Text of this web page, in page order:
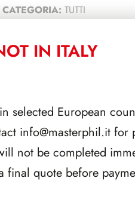
CATEGORIA: TUTTI
IN ITALY
selected European
info@masterphil.itfor
not be completed
final quote before